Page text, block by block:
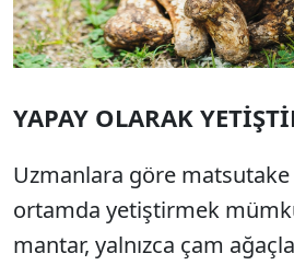
YAPAY OLARAK
Uzmanlara göre matsutake
ortamda yetiştirmek
mantar, yalnızca çam